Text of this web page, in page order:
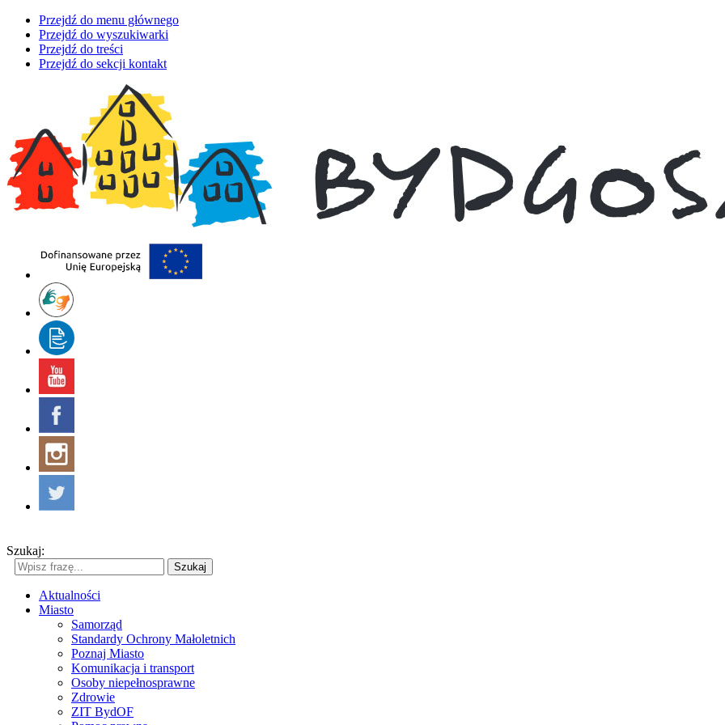
Przejdź do menu głównego
Przejdź do wyszukiwarki
Przejdź do treści
Przejdź do sekcji kontakt
Szukaj:
Szukaj
Aktualności
Miasto
Samorząd
Standardy Ochrony Małoletnich
Poznaj Miasto
Komunikacja i transport
Osoby niepełnosprawne
Zdrowie
ZIT BydOF